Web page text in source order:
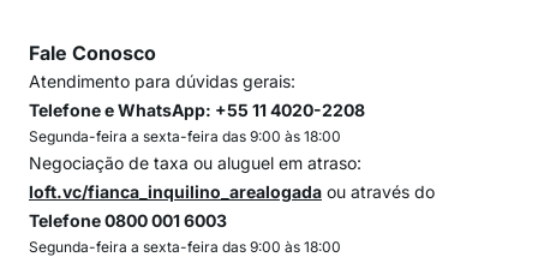
Fale Conosco
Atendimento para dúvidas gerais:
Telefone e WhatsApp: +55 11 4020-2208
Segunda-feira a sexta-feira das 9:00 às 18:00
Negociação de taxa ou aluguel em atraso:
loft.vc/fianca_inquilino_arealogada ou através do
Telefone 0800 001 6003
Segunda-feira a sexta-feira das 9:00 às 18:00